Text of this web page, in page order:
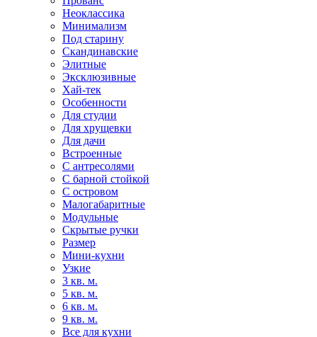
Неоклассика
Минимализм
Под старину
Скандинавские
Элитные
Эксклюзивные
Хай-тек
Особенности
Для студии
Для хрущевки
Для дачи
Встроенные
С антресолями
С барной стойкой
С островом
Малогабаритные
Модульные
Скрытые ручки
Размер
Мини-кухни
Узкие
3 кв. м.
5 кв. м.
6 кв. м.
9 кв. м.
Все для кухни